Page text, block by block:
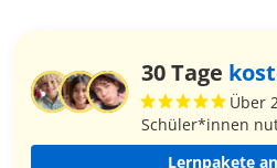
30 Tage
Über
Schüler*innen
Lernpakete